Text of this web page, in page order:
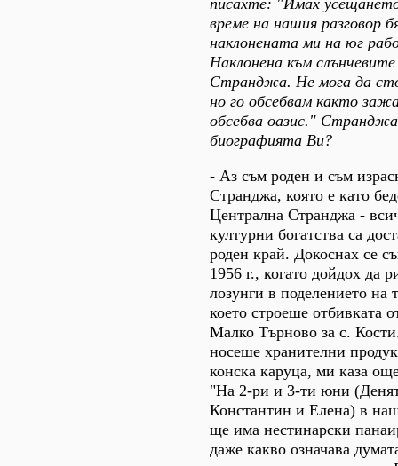
време на нашия разговор
наклонената ми на юг
Наклонена към
Странджа. Не мога да
но го обсебвам както
обсебва оазис." Странджа
биографията Ви?
- Аз съм роден и съм
Странджа, която е като
Централна Странджа -
културни богатства са
роден край. Докоснах се
1956 г., когато дойдох да
лозунги в поделението на
което строеше отбивката
Малко Търново за с.
носеше хранителни
конска каруца, ми каза
"На 2-ри и 3-ти юни
Константин и Елена) в
ще има нестинарски
даже какво означава